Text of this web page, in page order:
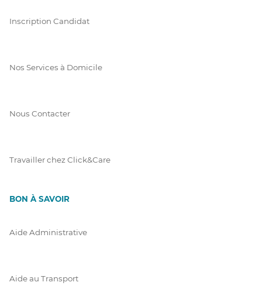
Inscription Candidat
Nos Services à Domicile
Nous Contacter
Travailler chez Click&Care
BON À SAVOIR
Aide Administrative
Aide au Transport